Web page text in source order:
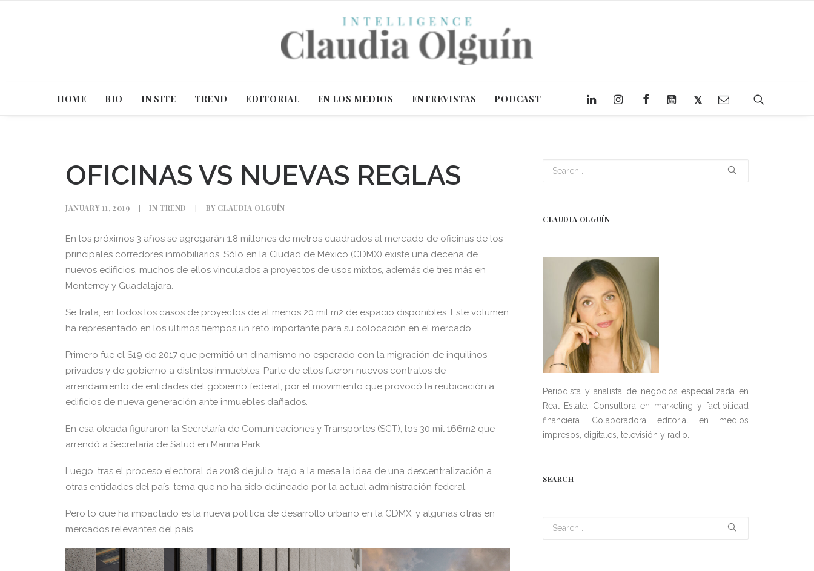
HOME BIO IN SITE TREND EDITORIAL EN LOS MEDIOS ENTREVISTAS PODCAST
OFICINAS VS NUEVAS REGLAS
JANUARY 11, 2019 | INTREND | BY CLAUDIA OLGUÍN
En los próximos 3 años se agregarán 1.8 millones de metros cuadrados al mercado de oficinas de los
principales corredores inmobiliarios. Sólo en la Ciudad de México (CDMX) existe una decena de
nuevos edificios, muchos de ellos vinculados a proyectos de usos mixtos, además de tres más en
Monterrey y Guadalajara.
Se trata, en todos los casos de proyectos de al menos 20 mil m2 de espacio disponibles. Este volumen
ha representado en los últimos tiempos un reto importante para su colocación en el mercado.
Primero fue el S19 de 2017 que permitió un dinamismo no esperado con la migración de inquilinos
privados y de gobierno a distintos inmuebles. Parte de ellos fueron nuevos contratos de
arrendamiento de entidades del gobierno federal, por el movimiento que provocó la reubicación a
edificios de nueva generación ante inmuebles dañados.
En esa oleada figuraron la Secretaría de Comunicaciones y Transportes (SCT), los 30 mil 166m2 que
arrendó a Secretaría de Salud en Marina Park.
Luego, tras el proceso electoral de 2018 de julio, trajo a la mesa la idea de una descentralización a
otras entidades del país, tema que no ha sido delineado por la actual administración federal.
Pero lo que ha impactado es la nueva política de desarrollo urbano en la CDMX, y algunas otras en
mercados relevantes del país.
CLAUDIA OLGUÍN
Periodista y analista de negocios especializada en
Real Estate. Consultora en marketing y factibilidad
financiera. Colaboradora editorial en medios
impresos, digitales, televisión y radio.
SEARCH